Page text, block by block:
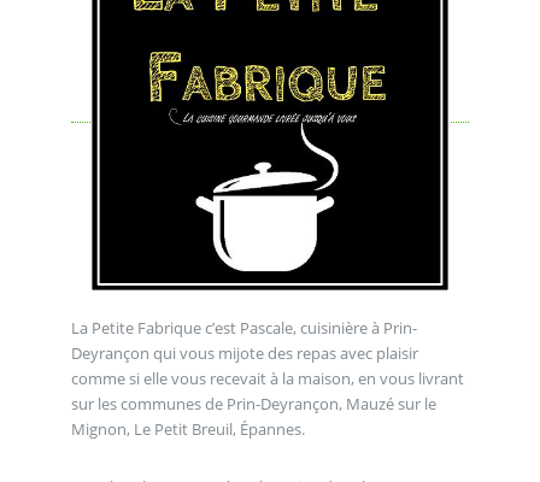
La Petite Fabrique c’est Pascale, cuisinière à Prin-
Deyrançon qui vous mijote des repas avec plaisir
comme si elle vous recevait à la maison, en vous livrant
sur les communes de Prin-Deyrançon, Mauzé sur le
Mignon, Le Petit Breuil, Épannes.